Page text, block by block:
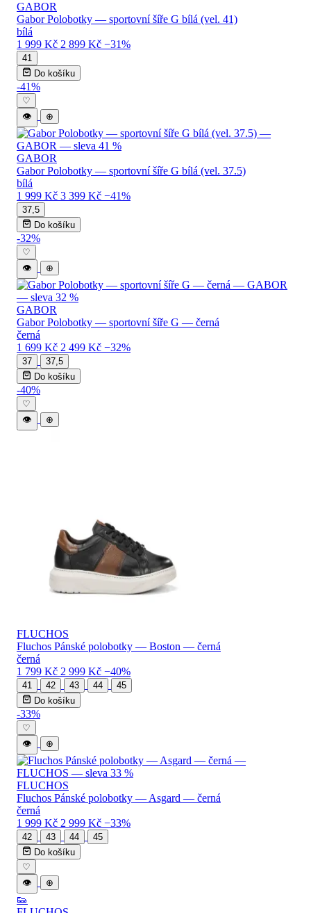
GABOR
Gabor Polobotky — sportovní šíře G bílá (vel. 41)
bílá
1 999 Kč 2 899 Kč −31%
41
Do košíku
-41%
♡
👁
⊕
GABOR
Gabor Polobotky — sportovní šíře G bílá (vel. 37.5)
bílá
1 999 Kč 3 399 Kč −41%
37,5
Do košíku
-32%
♡
👁
⊕
GABOR
Gabor Polobotky — sportovní šíře G — černá
černá
1 699 Kč 2 499 Kč −32%
37
37,5
Do košíku
-40%
♡
👁
⊕
FLUCHOS
Fluchos Pánské polobotky — Boston — černá
černá
1 799 Kč 2 999 Kč −40%
41 42 43 44
45
Do košíku
-33%
♡
👁
⊕
FLUCHOS
Fluchos Pánské polobotky — Asgard — černá
černá
1 999 Kč 2 999 Kč −33%
42 43 44
45
Do košíku
♡
👁
⊕
👟